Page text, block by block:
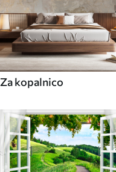
Za kopalnico